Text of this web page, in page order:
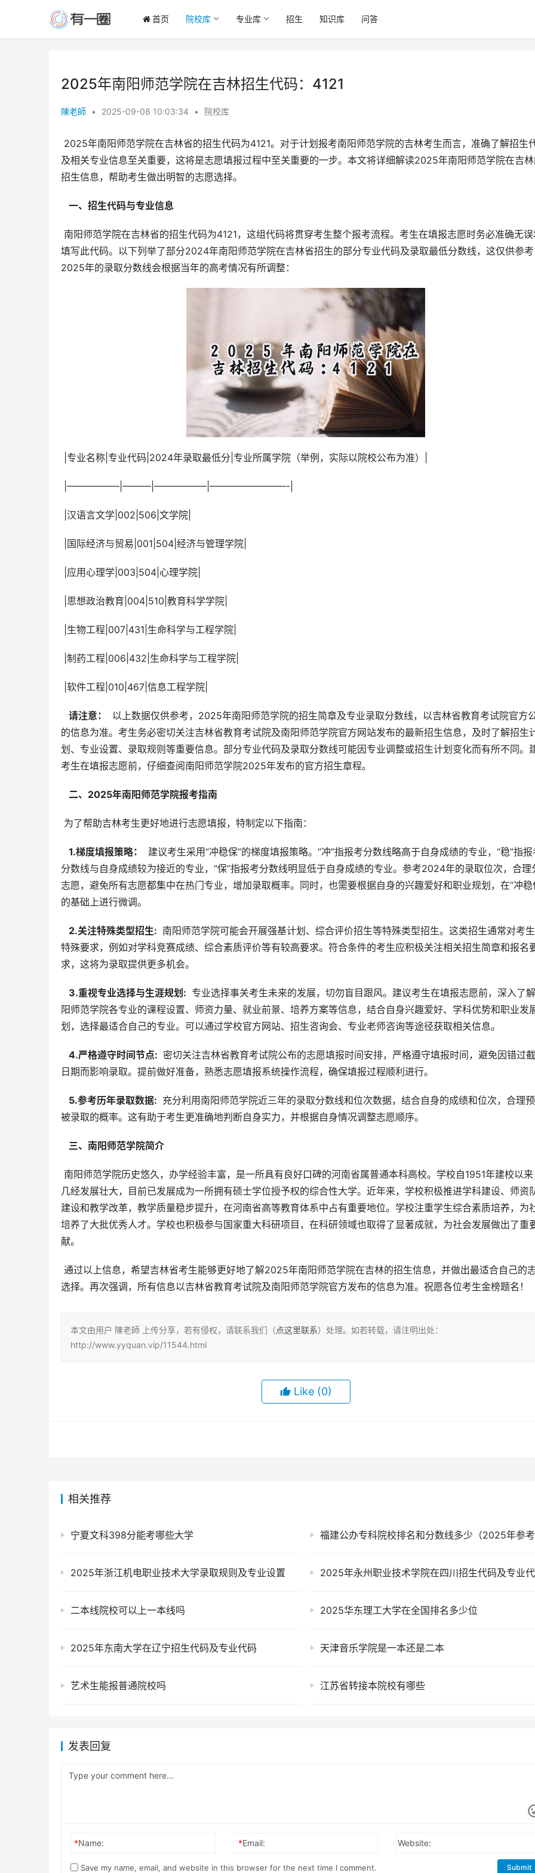
首页 院校库 专业库 招生 知识库 问答
2025年南阳师范学院在吉林招生代码：4121
陳老師 • 2025-09-08 10:03:34 • 院校库
及相关专业信息至关重要，这将是志愿填报过程中至关重要的一步。本文将详细解读2025年南阳师范学院在吉
招生信息，帮助考生做出明智的志愿选择。
  一、招生代码与专业信息
填写此代码。以下列举了部分2024年南阳师范学院在吉林省招生的部分专业代码及录取最低分数线，这仅供参考
2025年的录取分数线会根据当年的高考情况有所调整：
|专业名称|专业代码|2024年录取最低分|专业所属学院（举例，实际以院校公布为准）|
|—————–|———|—————–|————————-|
|汉语言文学|002|506|文学院|
|国际经济与贸易|001|504|经济与管理学院|
|应用心理学|003|504|心理学院|
|思想政治教育|004|510|教育科学学院|
|生物工程|007|431|生命科学与工程学院|
|制药工程|006|432|生命科学与工程学院|
|软件工程|010|467|信息工程学院|
  请注意：
以上数据仅供参考，2025年南阳师范学院的招生简章及专业录取分数线，以吉林省教育考试院官方
的信息为准。考生务必密切关注吉林省教育考试院及南阳师范学院官方网站发布的最新招生信息，及时了解招生
划、专业设置、录取规则等重要信息。部分专业代码及录取分数线可能因专业调整或招生计划变化而有所不同。
考生在填报志愿前，仔细查阅南阳师范学院2025年发布的官方招生章程。
  二、2025年南阳师范学院报考指南
为了帮助吉林考生更好地进行志愿填报，特制定以下指南：
  1.梯度填报策略：
建议考生采用“冲稳保”的梯度填报策略。“冲”指报考分数线略高于自身成绩的专业，“稳”指报
分数线与自身成绩较为接近的专业，“保”指报考分数线明显低于自身成绩的专业。参考2024年的录取位次，合理
志愿，避免所有志愿都集中在热门专业，增加录取概率。同时，也需要根据自身的兴趣爱好和职业规划，在“冲稳
的基础上进行微调。
  2.关注特殊类型招生:
南阳师范学院可能会开展强基计划、综合评价招生等特殊类型招生。这类招生通常对考
特殊要求，例如对学科竞赛成绩、综合素质评价等有较高要求。符合条件的考生应积极关注相关招生简章和报名
求，这将为录取提供更多机会。
  3.重视专业选择与生涯规划:
专业选择事关考生未来的发展，切勿盲目跟风。建议考生在填报志愿前，深入了
阳师范学院各专业的课程设置、师资力量、就业前景、培养方案等信息，结合自身兴趣爱好、学科优势和职业发
划，选择最适合自己的专业。可以通过学校官方网站、招生咨询会、专业老师咨询等途径获取相关信息。
  4.严格遵守时间节点:
密切关注吉林省教育考试院公布的志愿填报时间安排，严格遵守填报时间，避免因错过
日期而影响录取。提前做好准备，熟悉志愿填报系统操作流程，确保填报过程顺利进行。
  5.参考历年录取数据:
充分利用南阳师范学院近三年的录取分数线和位次数据，结合自身的成绩和位次，合理
被录取的概率。这有助于考生更准确地判断自身实力，并根据自身情况调整志愿顺序。
  三、南阳师范学院简介
几经发展壮大，目前已发展成为一所拥有硕士学位授予权的综合性大学。近年来，学校积极推进学科建设、师资
建设和教学改革，教学质量稳步提升，在河南省高等教育体系中占有重要地位。学校注重学生综合素质培养，为
培养了大批优秀人才。学校也积极参与国家重大科研项目，在科研领域也取得了显著成就，为社会发展做出了重
献。
选择。再次强调，所有信息以吉林省教育考试院及南阳师范学院官方发布的信息为准。祝愿各位考生金榜题名！
本文由用户 陳老師 上传分享，若有侵权，请联系我们（点这里联系）处理。如若转载，请注明出处：
http://www.yyquan.vip/11544.html
Like (0)
相关推荐
宁夏文科398分能考哪些大学 福建公办专科院校排名和分数线多少（2025年参考
2025年浙江机电职业技术大学录取规则及专业设置 2025年永州职业技术学院在四川招生代码及专业
二本线院校可以上一本线吗 2025华东理工大学在全国排名多少位
2025年东南大学在辽宁招生代码及专业代码 天津音乐学院是一本还是二本
艺术生能报普通院校吗 江苏省转接本院校有哪些
发表回复
*Name: *Email: Website:
Save my name, email, and website in this browser for the next time I comment. Submit